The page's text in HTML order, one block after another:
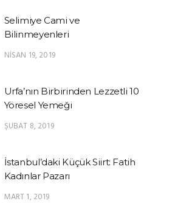
Selimiye Cami ve
Bilinmeyenleri
NISAN 19, 2019
Urfa’nın Birbirinden Lezzetli 10
Yöresel Yemeği
ŞUBAT 8, 2019
İstanbul’daki Küçük Siirt: Fatih
Kadınlar Pazarı
MART 1, 2019